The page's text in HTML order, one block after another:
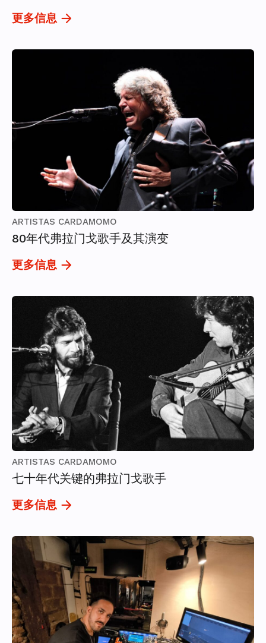
更多信息
ARTISTAS CARDAMOMO
80年代弗拉门戈歌手及其演变
更多信息
ARTISTAS CARDAMOMO
七十年代关键的弗拉门戈歌手
更多信息